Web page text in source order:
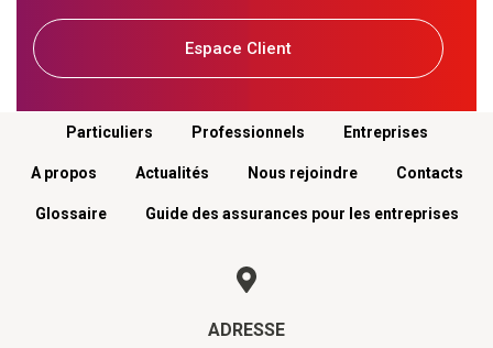
Espace Client
Menu footer
Particuliers Professionnels Entreprises
A propos Actualités Nous rejoindre Contacts
Glossaire Guide des assurances pour les entreprises
ADRESSE